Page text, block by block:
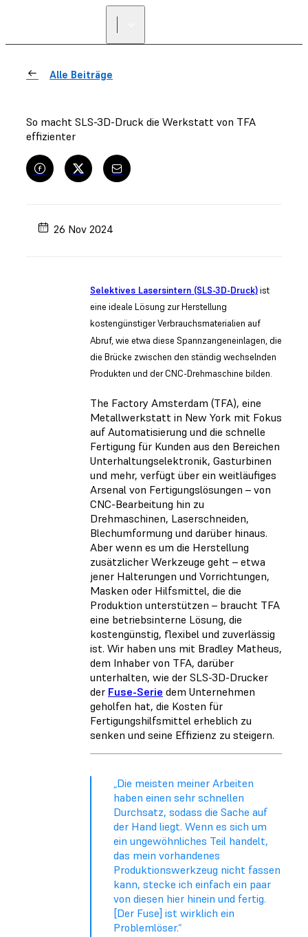
Alle Beiträge
So macht SLS-3D-Druck die Werkstatt von TFA
effizienter
26 Nov 2024
Selektives Lasersintern (SLS-3D-Druck)ist
eine ideale Lösung zur Herstellung
kostengünstiger Verbrauchsmaterialien auf
Abruf, wie etwa diese Spannzangeneinlagen, die
die Brücke zwischen den ständig wechselnden
Produkten und der CNC-Drehmaschine bilden.
The Factory Amsterdam (TFA), eine
Metallwerkstatt in New York mit Fokus
auf Automatisierung und die schnelle
Fertigung für Kunden aus den Bereichen
Unterhaltungselektronik, Gasturbinen
und mehr, verfügt über ein weitläufiges
Arsenal von Fertigungslösungen – von
CNC-Bearbeitung hin zu
Drehmaschinen, Laserschneiden,
Blechumformung und darüber hinaus.
Aber wenn es um die Herstellung
zusätzlicher Werkzeuge geht – etwa
jener Halterungen und Vorrichtungen,
Masken oder Hilfsmittel, die die
Produktion unterstützen – braucht TFA
eine betriebsinterne Lösung, die
kostengünstig, flexibel und zuverlässig
ist. Wir haben uns mit Bradley Matheus,
dem Inhaber von TFA, darüber
unterhalten, wie der SLS-3D-Drucker
der Fuse-Serie dem Unternehmen
geholfen hat, die Kosten für
Fertigungshilfsmittel erheblich zu
senken und seine Effizienz zu steigern.
„Die meisten meiner Arbeiten
haben einen sehr schnellen
Durchsatz, sodass die Sache auf
der Hand liegt. Wenn es sich um
ein ungewöhnliches Teil handelt,
das mein vorhandenes
Produktionswerkzeug nicht fassen
kann, stecke ich einfach ein paar
von diesen hier hinein und fertig.
[Der Fuse] ist wirklich ein
Problemlöser.“